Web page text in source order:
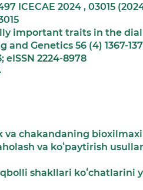
ICECAE 2024 , 03015
important traits in the
Genetics 56 (4) 1367-
2224-8978
va chakandaning
va koʻpaytirish
shakllari koʻchatlarini